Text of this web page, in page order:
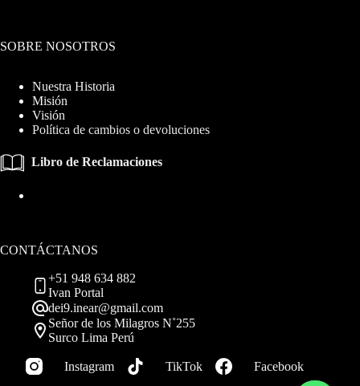
SOBRE NOSOTROS
Nuestra Historia
Misión
Visión
Política de cambios o devoluciones
Libro de Reclamaciones
CONTÁCTANOS
+51 948 634 882
Ivan Portal
dei9.inear@gmail.com
Señor de los Milagros N˚255
Surco Lima Perú
Instagram TikTok Facebook